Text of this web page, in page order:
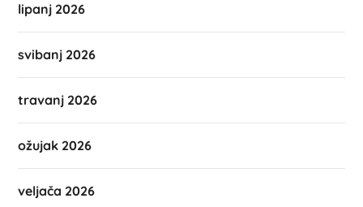
lipanj 2026
svibanj 2026
travanj 2026
ožujak 2026
veljača 2026